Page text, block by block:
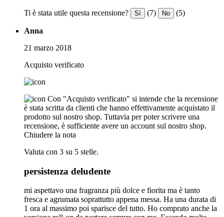
Ti è stata utile questa recensione? Sì (7) No (5)
Anna
21 marzo 2018
Acquisto verificato
Con "Acquisto verificato" si intende che la recensione
è stata scritta da clienti che hanno effettivamente acquistato il
prodotto sul nostro shop. Tuttavia per poter scrivere una
recensione, è sufficiente avere un account sul nostro shop.
Chiudere la nota
Valuta con 3 su 5 stelle.
persistenza deludente
mi aspettavo una fragranza più dolce e fiorita ma è tanto
fresca e agrumata soprattutto appena messa. Ha una durata di
1 ora al massimo poi sparisce del tutto. Ho comprato anche la